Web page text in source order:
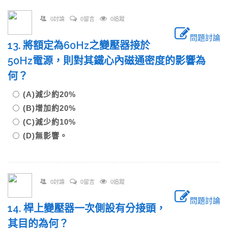
0討論 0留言 0追蹤
問題討論
13. 將額定為60Hz之變壓器接於
50Hz電源，則對其鐵心內磁通密度的影響為
何？
(A)減少約20%
(B)增加約20%
(C)減少約10%
(D)無影響。
0討論 0留言 0追蹤
問題討論
14. 桿上變壓器一次側設有分接頭，
其目的為何？